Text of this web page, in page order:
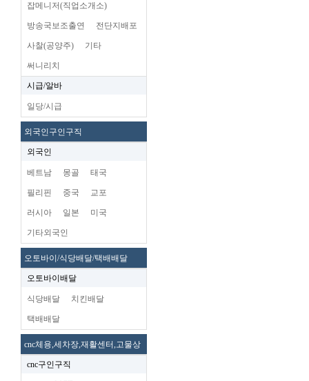
잡메니저(직업소개소)
방송국보조출연 전단지배포
사찰(공양주) 기타
써니리치
시급/알바
일당/시급
외국인구인구직
외국인
베트남 몽골 태국
필리핀 중국 교포
러시아 일본 미국
기타외국인
오토바이/식당배달/택배배달
오토바이배달
식당배달 치킨배달
택배배달
cnc체용,세차장,재활센터,고물상
cnc구인구직